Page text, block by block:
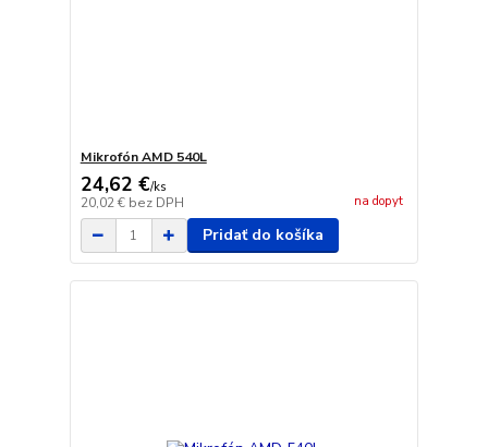
Mikrofón AMD 540L
24,62 €/ks
20,02 € bez DPH na dopyt
Pridať do košíka